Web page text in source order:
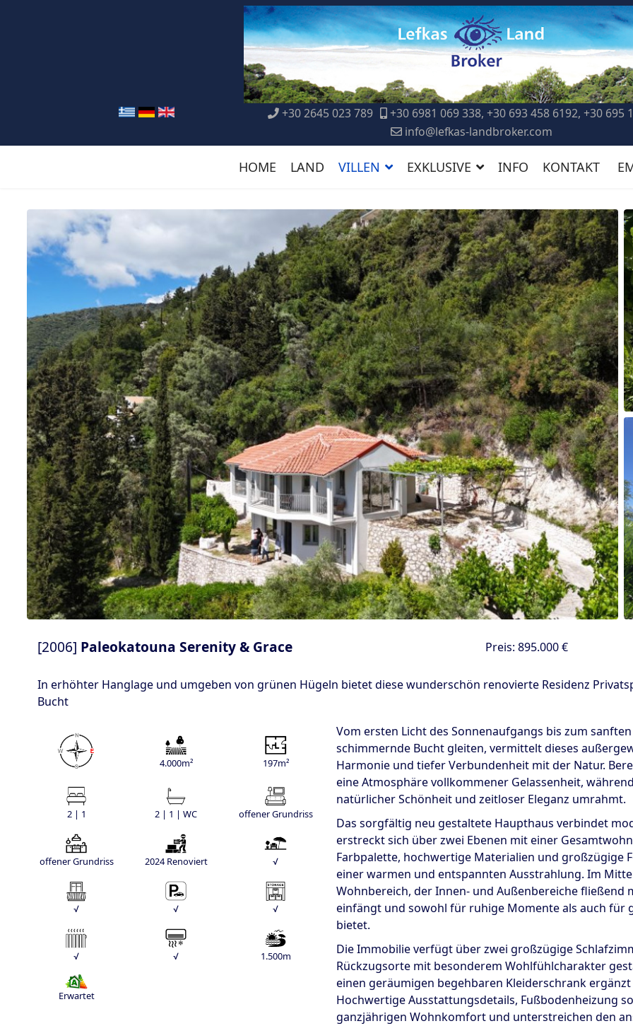
+30 2645 023 789
+30 6981 069 338, +30 693 458 6192, +30 695
info@lefkas-landbroker.com
HOME LAND VILLEN EXKLUSIVE INFO KONTAKT
[2006] Paleokatouna Serenity & Grace Preis: 895.000 €
In erhöhter Hanglage und umgeben von grünen Hügeln bietet diese wunderschön renovierte Residenz
Bucht
4.000m² 197m²
2 | 1 2 | 1 | WC offener Grundriss
offener Grundriss 2024 Renoviert √
√ √ √
√ √ 1.500m
Εrwartet
Vom ersten Licht des Sonnenaufgangs bis zum
schimmernde Bucht gleiten, vermittelt dieses
Harmonie und tiefer Verbundenheit mit der Natur.
eine Atmosphäre vollkommener Gelassenheit,
natürlicher Schönheit und zeitloser Eleganz umrahmt.
Das sorgfältig neu gestaltete Haupthaus verbindet
erstreckt sich über zwei Ebenen mit einer
Farbpalette, hochwertige Materialien und großzügige
einer warmen und entspannten Ausstrahlung. Im
Wohnbereich, der Innen- und Außenbereiche
einfängt und sowohl für ruhige Momente als auch für
bietet.
Die Immobilie verfügt über zwei großzügige
Rückzugsorte mit besonderem Wohlfühlcharakter
einen geräumigen begehbaren Kleiderschrank
Hochwertige Ausstattungsdetails, Fußbodenheizung
ganzjährigen Wohnkomfort und unterstreichen den